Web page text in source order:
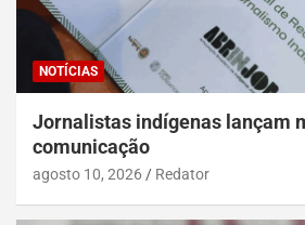
NOTÍCIAS
Jornalistas indígenas lançam
comunicação
agosto 10, 2026 Redator